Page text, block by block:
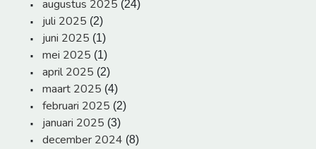
augustus 2025 (24)
juli 2025 (2)
juni 2025 (1)
mei 2025 (1)
april 2025 (2)
maart 2025 (4)
februari 2025 (2)
januari 2025 (3)
december 2024 (8)